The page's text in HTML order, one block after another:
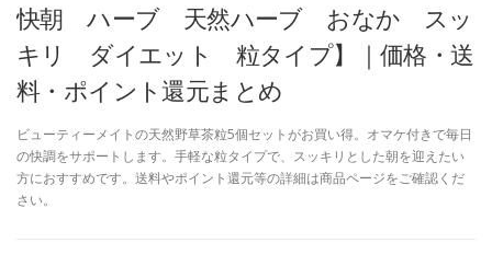
快朝 ハーブ 天然ハーブ おなか スッ
キリ ダイエット 粒タイプ】｜価格・送
料・ポイント還元まとめ
ビューティーメイトの天然野草茶粒5個セットがお買い得。オマケ付きで毎日
の快調をサポートします。手軽な粒タイプで、スッキリとした朝を迎えたい
方におすすめです。送料やポイント還元等の詳細は商品ページをご確認くだ
さい。